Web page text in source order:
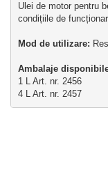
Ulei de motor pentru
condițiile de
Mod de utilizare:
Ambalaje
1 L Art. nr. 2456
4 L Art. nr. 2457